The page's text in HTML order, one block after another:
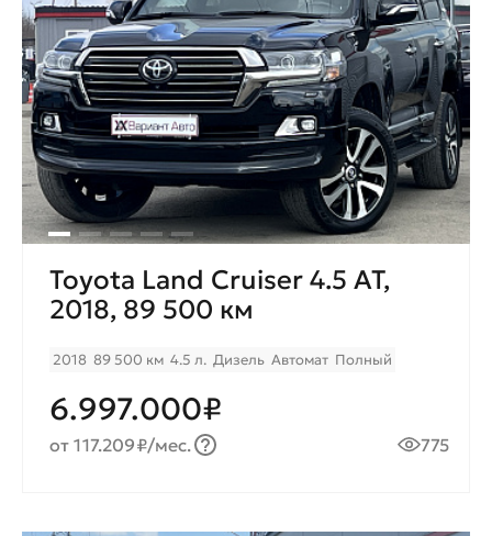
Toyota Land Cruiser 4.5 AT,
2018, 89 500 км
2018 89 500 км 4.5 л. Дизель Автомат Полный
6.997.000₽
от 117.209₽/мес. 775